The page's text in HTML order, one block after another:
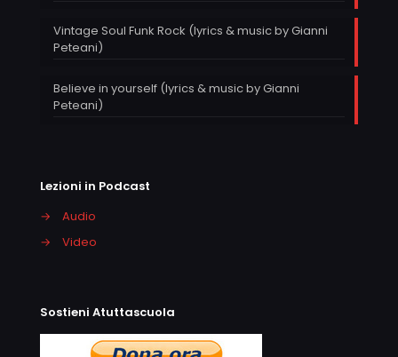
Vintage Soul Funk Rock (lyrics & music by Gianni
Peteani)
Believe in yourself (lyrics & music by Gianni
Peteani)
Lezioni in Podcast
→
Audio
→
Video
Sostieni Atuttascuola